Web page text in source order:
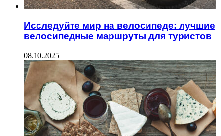
Исследуйте мир на велосипеде: лучшие
велосипедные маршруты для туристов
08.10.2025